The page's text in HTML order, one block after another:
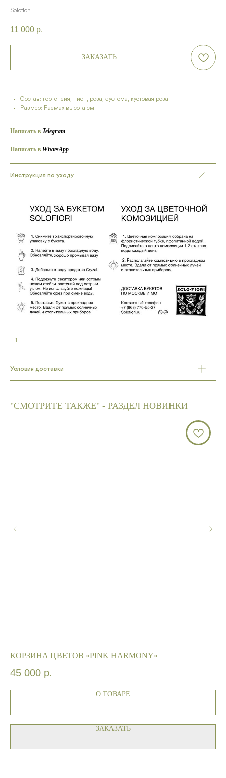
Solofiori
11 000 р.
ЗАКАЗАТЬ
Состав: гортензия, пион, роза, эустома, кустовая роза
Размер: Размах высота см
Написать в Telegram
Написать в WhatsApp
Инструкция по уходу
Условия доставки
"СМОТРИТЕ ТАКЖЕ" - РАЗДЕЛ НОВИНКИ
КОРЗИНА ЦВЕТОВ «PINK HARMONY»
45 000 р.
О ТОВАРЕ
ЗАКАЗАТЬ